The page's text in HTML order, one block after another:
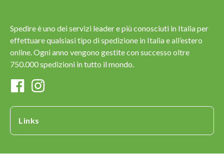
Spedire è uno dei servizi leader e più conosciuti in Italia per
effettuare qualsiasi tipo di spedizione in Italia e all’estero
online. Ogni anno vengono gestite con successo oltre
750.000 spedizioni in tutto il mondo.
Links